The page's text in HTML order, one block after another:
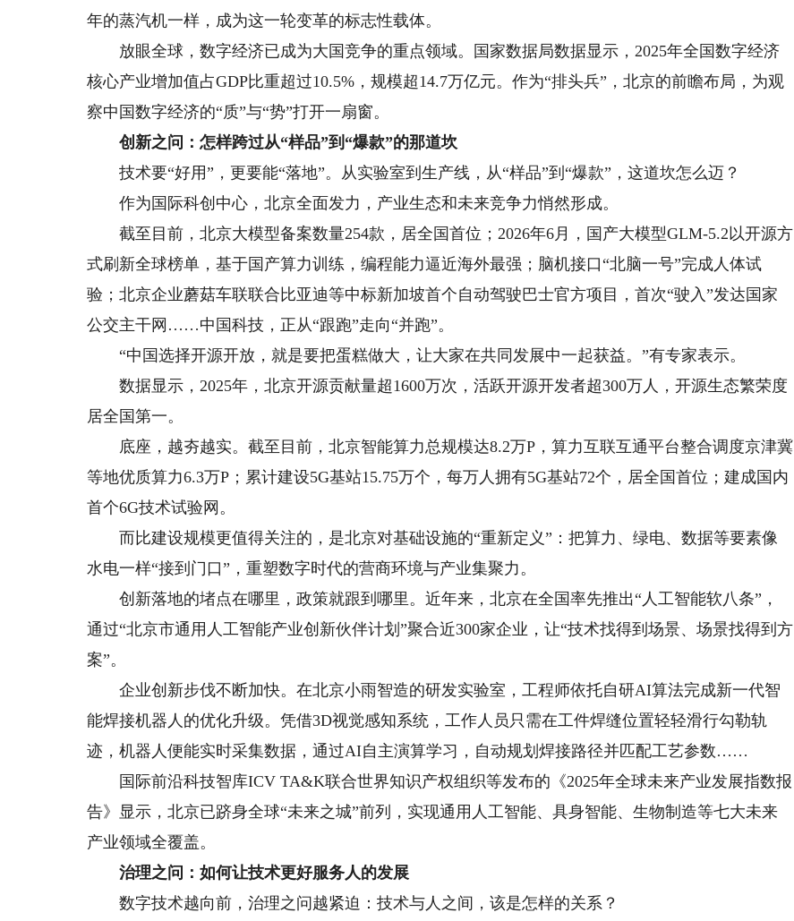
年的蒸汽机一样，成为这一轮变革的标志性载体。
放眼全球，数字经济已成为大国竞争的重点领域。国家数据局数据显示，2025年全国数字经济
核心产业增加值占GDP比重超过10.5%，规模超14.7万亿元。作为“排头兵”，北京的前瞻布局，为观
察中国数字经济的“质”与“势”打开一扇窗。
创新之问：怎样跨过从“样品”到“爆款”的那道坎
技术要“好用”，更要能“落地”。从实验室到生产线，从“样品”到“爆款”，这道坎怎么迈？
作为国际科创中心，北京全面发力，产业生态和未来竞争力悄然形成。
截至目前，北京大模型备案数量254款，居全国首位；2026年6月，国产大模型GLM-5.2以开源方
式刷新全球榜单，基于国产算力训练，编程能力逼近海外最强；脑机接口“北脑一号”完成人体试
验；北京企业蘑菇车联联合比亚迪等中标新加坡首个自动驾驶巴士官方项目，首次“驶入”发达国家
公交主干网……中国科技，正从“跟跑”走向“并跑”。
“中国选择开源开放，就是要把蛋糕做大，让大家在共同发展中一起获益。”有专家表示。
数据显示，2025年，北京开源贡献量超1600万次，活跃开源开发者超300万人，开源生态繁荣度
居全国第一。
底座，越夯越实。截至目前，北京智能算力总规模达8.2万P，算力互联互通平台整合调度京津冀
等地优质算力6.3万P；累计建设5G基站15.75万个，每万人拥有5G基站72个，居全国首位；建成国内
首个6G技术试验网。
而比建设规模更值得关注的，是北京对基础设施的“重新定义”：把算力、绿电、数据等要素像
水电一样“接到门口”，重塑数字时代的营商环境与产业集聚力。
创新落地的堵点在哪里，政策就跟到哪里。近年来，北京在全国率先推出“人工智能软八条”，
通过“北京市通用人工智能产业创新伙伴计划”聚合近300家企业，让“技术找得到场景、场景找得到方
案”。
企业创新步伐不断加快。在北京小雨智造的研发实验室，工程师依托自研AI算法完成新一代智
能焊接机器人的优化升级。凭借3D视觉感知系统，工作人员只需在工件焊缝位置轻轻滑行勾勒轨
迹，机器人便能实时采集数据，通过AI自主演算学习，自动规划焊接路径并匹配工艺参数……
国际前沿科技智库ICV TA&K联合世界知识产权组织等发布的《2025年全球未来产业发展指数报
告》显示，北京已跻身全球“未来之城”前列，实现通用人工智能、具身智能、生物制造等七大未来
产业领域全覆盖。
治理之问：如何让技术更好服务人的发展
数字技术越向前，治理之问越紧迫：技术与人之间，该是怎样的关系？